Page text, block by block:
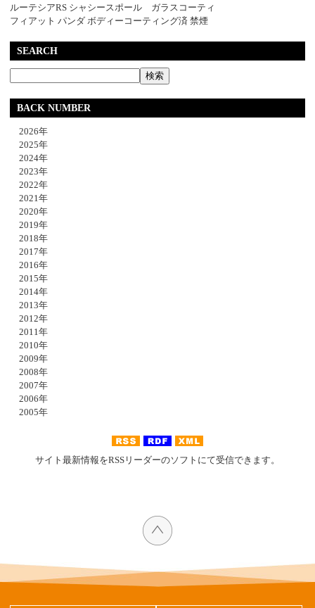
ルーテシアRS シャシースポール ガラスコーティ
フィアット パンダ ボディーコーティング済 禁煙
SEARCH
BACK NUMBER
2026年
2025年
2024年
2023年
2022年
2021年
2020年
2019年
2018年
2017年
2016年
2015年
2014年
2013年
2012年
2011年
2010年
2009年
2008年
2007年
2006年
2005年
サイト最新情報をRSSリーダーのソフトにて受信できます。